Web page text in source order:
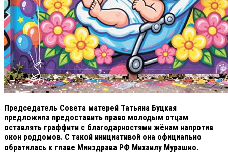
Председатель Совета матерей Татьяна Буцкая
предложила предоставить право молодым отцам
оставлять граффити с благодарностями жёнам напротив
окон роддомов. С такой инициативой она официально
обратилась к главе Минздрава РФ Михаилу Мурашко.